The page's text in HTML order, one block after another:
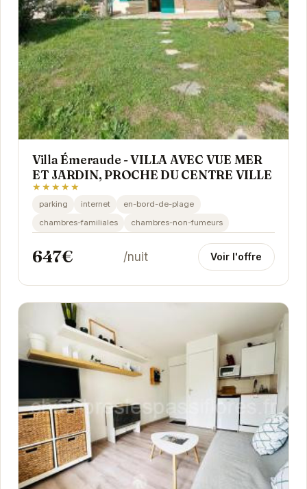
Villa Émeraude - VILLA AVEC VUE MER
ET JARDIN, PROCHE DU CENTRE VILLE
★★★★★
parking internet
en-bord-de-plage
chambres-familiales
chambres-non-fumeurs
647€ /nuit Voir l'offre